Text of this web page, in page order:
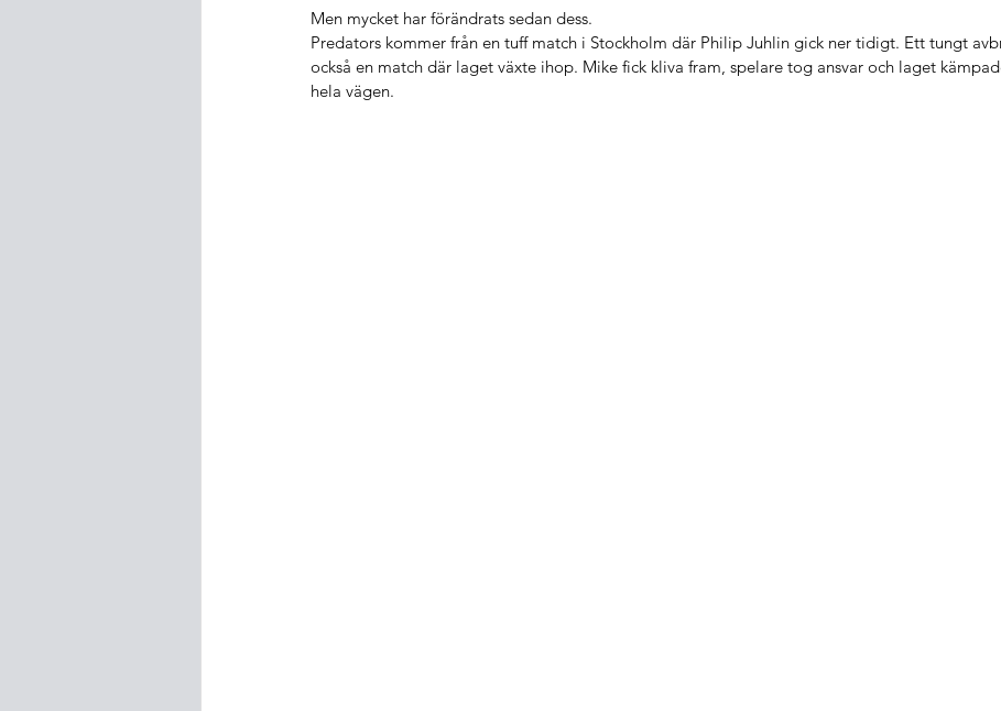
Men mycket har förändrats sedan dess.
Predators kommer från en tuff match i Stockholm där Philip Juhlin gick ner tidigt. Ett tungt
också en match där laget växte ihop. Mike fick kliva fram, spelare tog ansvar och laget
hela vägen.